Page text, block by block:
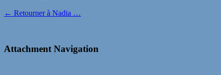
← Retourner à Nadia …
Attachment Navigation